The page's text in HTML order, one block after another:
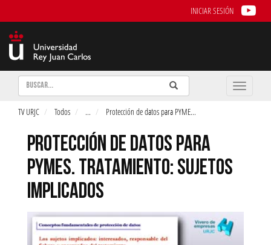
INICIAR SESIÓN
Buscar Enviar
Buscar
Toggle
TV URJC Todos ... Protección de datos para PYME...
PROTECCIÓN DE DATOS PARA
PYMES. TRATAMIENTO: SUJETOS
IMPLICADOS